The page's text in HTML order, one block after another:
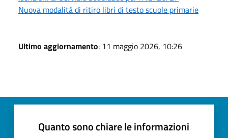
Nuova modalità di ritiro libri di testo scuole primarie
Ultimo aggiornamento: 11 maggio 2026, 10:26
Quanto sono chiare le informazioni